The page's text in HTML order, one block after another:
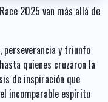
2025 van más allá de
y triunfo
quienes cruzaron la
de inspiración que
incomparable espíritu